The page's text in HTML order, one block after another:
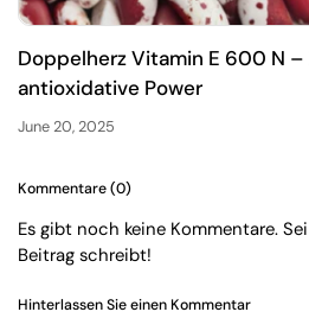
Doppelherz Vitamin E 600 N
antioxidative Power
June 20, 2025
Kommentare (0)
Es gibt noch keine Kommentare.
Beitrag schreibt!
Hinterlassen Sie einen Kommentar